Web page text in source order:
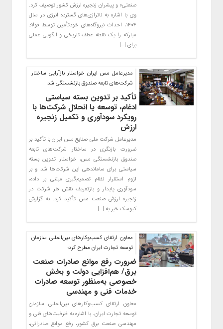
صنعتی» و پیشران زنجیره ارزش کشور توصیف کرد.
وی با اشاره به ناترازی‌های گسترده انرژی در سال
۱۴۰۴، احداث نیروگاه‌های خودتأمین توسط فولاد
مبارکه را یک نقطه عطف تاریخی و الگویی عملی
برای […]
مدیرعامل مس ایران خواستار بازآرایی ساختار
شرکت‌های تابعه صندوق بازنشستگی شد
تأکید بر تدوین بسته سیاستی
ادغام، توسعه یا انحلال شرکت‌ها با
رویکرد سودآوری و تکمیل زنجیره
ارزش
مدیرعامل شرکت ملی صنایع مس ایران با تأکید بر
ضرورت بازنگری در ساختار شرکت‌های تابعه
صندوق بازنشستگی مس، خواستار تدوین بسته
سیاستی برای ساماندهی این شرکت‌ها شد و بر
لزوم استقرار نظام تصمیم‌گیری مبتنی بر داده،
سودآوری پایدار و بازتعریف نقش هر شرکت در
زنجیره ارزش صنعت مس تأکید کرد. به گزارش
کیوسک خبر به […]
معاون ارتقای کسب‌وکارهای بین‌المللی سازمان
توسعه تجارت ایران مطرح کرد؛
ضرورت رفع موانع صادرات صنعت
برق/ هم‌افزایی دولت و بخش
خصوصی به‌منظور توسعه صادرات
خدمات فنی و مهندسی
معاون ارتقای کسب‌وکارهای بین‌المللی سازمان
توسعه تجارت ایران، با اشاره به ظرفیت‌های فنی و
مهندسی صنعت برق کشور، رفع موانع صادراتی،